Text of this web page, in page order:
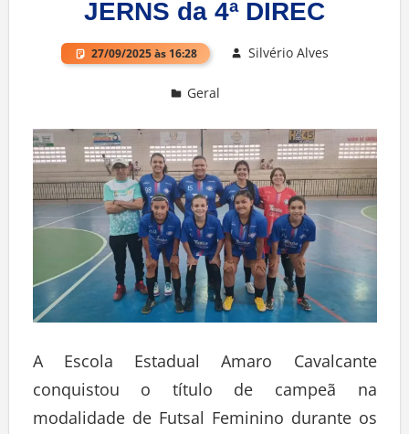
JERNS da 4ª DIREC
27/09/2025 às 16:28 Silvério Alves
Geral
A Escola Estadual Amaro Cavalcante
conquistou o título de campeã na
modalidade de Futsal Feminino durante os